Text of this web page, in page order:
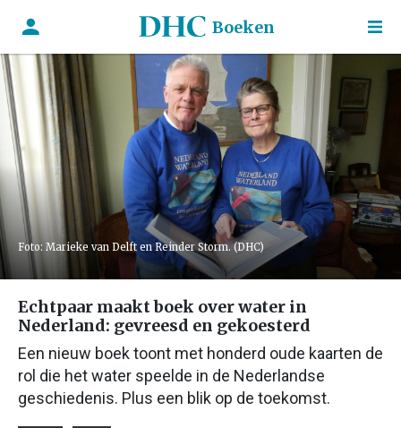
Boeken
Foto: Marieke van Delft en Reinder Storm. (DHC)
Echtpaar maakt boek over water in
Nederland: gevreesd en gekoesterd
Een nieuw boek toont met honderd oude kaarten de
rol die het water speelde in de Nederlandse
geschiedenis. Plus een blik op de toekomst.